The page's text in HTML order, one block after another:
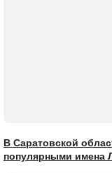
В Саратовской
популярными имена